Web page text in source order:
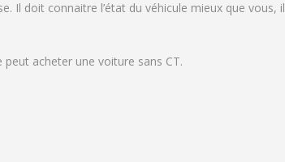
Il doit connaitre l’état du véhicule mieux que vous, il
acheter une voiture sans CT.